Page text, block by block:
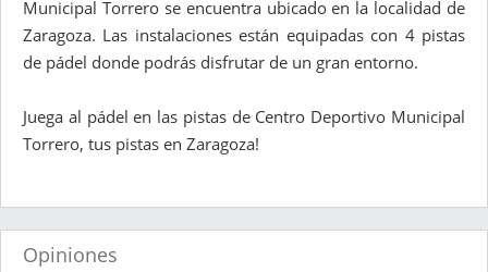
Municipal Torrero se encuentra ubicado en la localidad de
Zaragoza. Las instalaciones están equipadas con 4 pistas
de pádel donde podrás disfrutar de un gran entorno.
Juega al pádel en las pistas de Centro Deportivo Municipal
Torrero, tus pistas en Zaragoza!
Opiniones